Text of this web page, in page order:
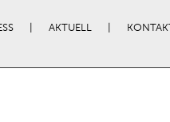
AKTUELL